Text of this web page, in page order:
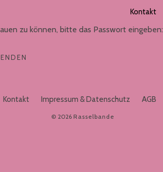
Kontakt
zu können, bitte das Passwort eingeben:
Kontakt Impressum & Datenschutz AGB
© 2026 Rasselbande